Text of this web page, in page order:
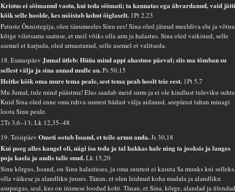
Kristus ei sõimanud vastu, kui teda sõimati; ta kannatas ega ähvardanud, vaid
kõik selle hoolde, kes mõistab kohut õiglaselt. 1Pt 2,23
Patuste Õnnistegija, olen tänumeeles Sinu ees! Sina oled jätnud meeldiva elu ja
kõige viletsama saatuse, et meil võiks olla arm ja halastus. Sina oled vaikinud, selle
asemel et karjuda, oled armastanud, selle asemel et valitseda.
18. EsmaspäevJumal ütleb: Hüüa mind appi ahastuse päeval; siis ma tõmban su
sellest välja ja sina annad mulle au.Ps 50,15
Heitke kõik oma mure tema peale, sest tema peab hoolt teie eest. 1Pt 5,7
Mu Jumal, tule mind päästma! Elus saadab meid surm ja ei ole kindlust tuleviku
Kuid Sina oled enne oma rahva suurest hädast välja aidanud, seepärast tahan minagi
loota Sinu peale.
2Ts 3,6–13; Lk 12,35–48
19. TeisipäevOmeti ootab Issand, et teile armu anda.Js 30,18
Kui poeg alles kaugel oli, nägi isa teda ja tal hakkas hale ning ta jooksis ja langes
poja kaela ja andis talle suud.Lk 15,20
Sinu kõrgus, Issand, on Sinu halastuses, ja oma suurust ei kasuta Sa muuks kui
olla väikese ja alandliku juures. Tänan, et olen leidnud koha madala ja alandliku
asupaigas, seal, kus on inimese loodud koht. Tänan, et Sina, kõrge, alandad ja